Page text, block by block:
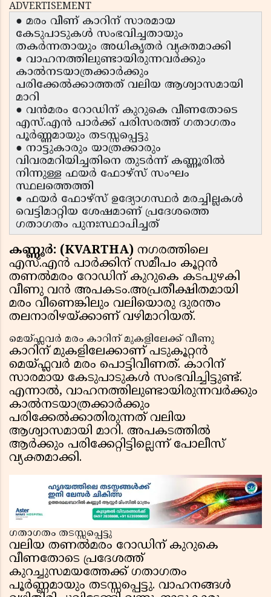
ADVERTISEMENT
● മരം വീണ് കാറിന് സാരമായ
കേടുപാടുകൾ സംഭവിച്ചതായും
തകർന്നതായും അധികൃതർ വ്യക്തമാക്കി
● വാഹനത്തിലുണ്ടായിരുന്നവർക്കും
കാൽനടയാത്രക്കാർക്കും
പരിക്കേൽക്കാത്തത് വലിയ ആശ്വാസമായി
മാറി
● വൻമരം റോഡിന് കുറുകെ വീണതോടെ
എസ്.എൻ പാർക്ക് പരിസരത്ത് ഗതാഗതം
പൂർണ്ണമായും തടസ്സപ്പെട്ടു
● നാട്ടുകാരും യാത്രക്കാരും
വിവരമറിയിച്ചതിനെ തുടർന്ന് കണ്ണൂരിൽ
നിന്നുള്ള ഫയർ ഫോഴ്സ് സംഘം
സ്ഥലത്തെത്തി
● ഫയർ ഫോഴ്സ് ഉദ്യോഗസ്ഥർ മരച്ചില്ലകൾ
വെട്ടിമാറ്റിയ ശേഷമാണ് പ്രദേശത്തെ
ഗതാഗതം പുനഃസ്ഥാപിച്ചത്
കണ്ണൂർ: (KVARTHA) നഗരത്തിലെ
എസ്.എൻ പാർക്കിന് സമീപം കൂറ്റൻ
തണൽമരം റോഡിന് കുറുകെ കടപുഴകി
വീണു വൻ അപകടം.അപ്രതീക്ഷിതമായി
മരം വീണെങ്കിലും വലിയൊരു ദുരന്തം
തലനാരിഴയ്ക്കാണ് വഴിമാറിയത്.
മെയ്‌ഫ്ലവർ മരം കാറിന് മുകളിലേക്ക് വീണു
കാറിന് മുകളിലേക്കാണ് പടുകൂറ്റൻ
മെയ്‌ഫ്ലവർ മരം പൊട്ടിവീണത്. കാറിന്
സാരമായ കേടുപാടുകൾ സംഭവിച്ചിട്ടുണ്ട്.
എന്നാൽ, വാഹനത്തിലുണ്ടായിരുന്നവർക്കും
കാൽനടയാത്രക്കാർക്കും
പരിക്കേൽക്കാതിരുന്നത് വലിയ
ആശ്വാസമായി മാറി. അപകടത്തിൽ
ആർക്കും പരിക്കേറ്റിട്ടില്ലെന്ന് പോലീസ്
വ്യക്തമാക്കി.
ഗതാഗതം തടസ്സപ്പെട്ടു
വലിയ തണൽമരം റോഡിന് കുറുകെ
വീണതോടെ പ്രദേശത്ത്
കുറച്ചുസമയത്തേക്ക് ഗതാഗതം
പൂർണ്ണമായും തടസ്സപ്പെട്ടു. വാഹനങ്ങൾ